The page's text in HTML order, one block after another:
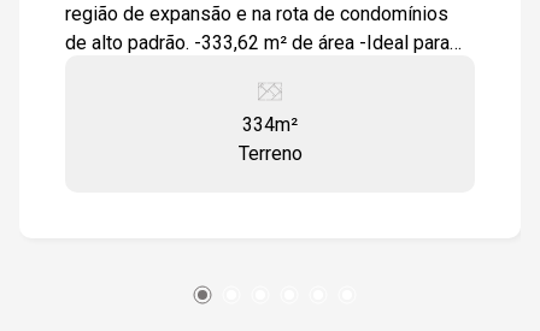
região de expansão e na rota de condomínios
de alto padrão. -333,62 m² de área -Ideal para
oportunidade de investimento.
334m²
Terreno